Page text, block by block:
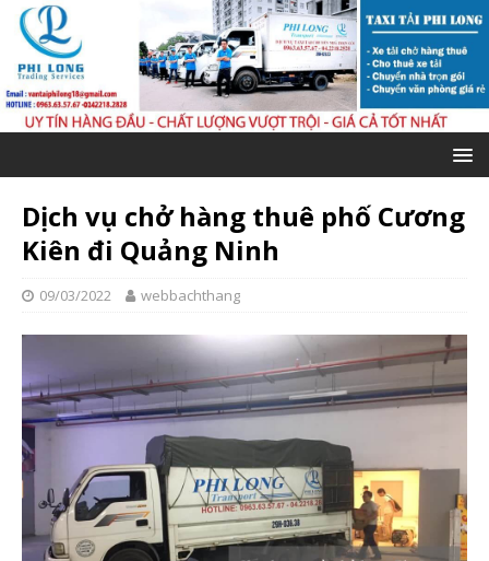
Dịch vụ chở hàng thuê phố Cương
Kiên đi Quảng Ninh
09/03/2022 webbachthang